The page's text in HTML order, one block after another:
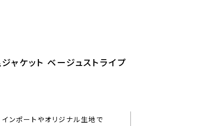
ャケット ベージュストライプ
インポートやオリジナル生地で